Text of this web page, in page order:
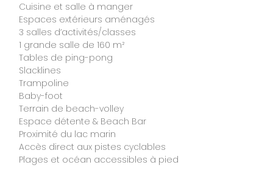
Cuisine et salle à manger
Espaces extérieurs aménagés
3 salles d’activités/classes
1 grande salle de 160 m²
Tables de ping-pong
Slacklines
Trampoline
Baby-foot
Terrain de beach-volley
Espace détente & Beach Bar
Proximité du lac marin
Accès direct aux pistes cyclables
Plages et océan accessibles à pied